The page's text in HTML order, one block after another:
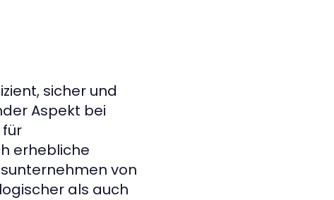
sicher und
Aspekt bei
erhebliche
von
als auch